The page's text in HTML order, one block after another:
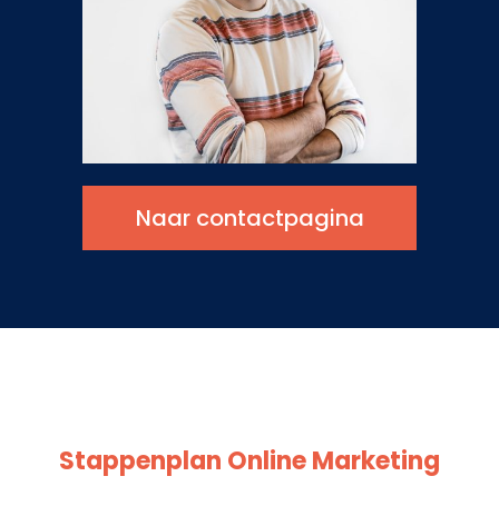
Naar contactpagina
Stappenplan Online Marketing